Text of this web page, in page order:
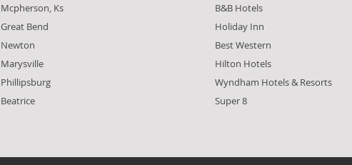
Mcpherson, Ks
Great Bend
Newton
Marysville
Phillipsburg
Beatrice
B&B Hotels
Holiday Inn
Best Western
Hilton Hotels
Wyndham Hotels & Resorts
Super 8